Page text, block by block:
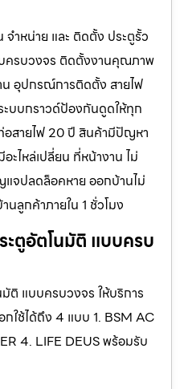
ำหน่าย และ ติดตั้ง ประตูรั้ว
ครบวงจร ติดตั้งงานคุณภาพ
น อุปกรณ์การติดตั้ง สายไฟ
บบกราวด์ป้องกันดูดให้ทุก
อสายไฟ 20 ปี สินค้ามีปัญหา
ะไหล่เปลี่ยน ที่หน้างาน ไม่
จปลดล็อคหาย ออกบ้านไม่
นลูกค้าภายใน 1 ชั่วโมง
ะตูอัตโนมัติ แบบครบ
ติ แบบครบวงจร ให้บริการ
กใช้ได้ถึง 4 แบบ 1. BSM AC
4. LIFE DEUS พร้อมรับ